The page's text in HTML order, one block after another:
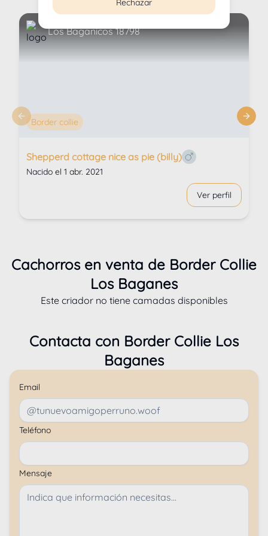
Los Baganicos 18798
Border collie
Shepperd cottage nice as pie (billy)
Ver perfil
Previous slide Next
Cachorros en venta de Border Collie
Los Baganes
Este criador no tiene camadas disponibles
Contacta con Border Collie Los
Baganes
Email
Teléfono
Mensaje
Rechazar